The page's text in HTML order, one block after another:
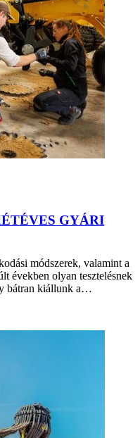
GYÁRI
módszerek, valamint a
években olyan tesztelésnek
bátran kiállunk a…